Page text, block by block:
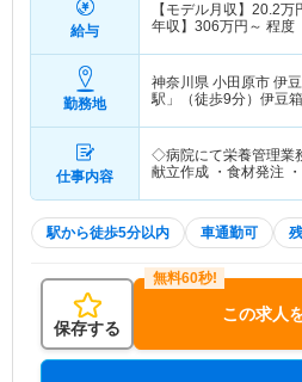
給与
【モデル月収】 20.2万
年収】 306万円～ 程度
勤務地
神奈川県 小田原市 伊
駅」（徒歩9分）伊豆
仕事内容
◇病院にて栄養管理業
献立作成 ・食材発注
駅から徒歩5分以内 車通勤可
保存する
この求人